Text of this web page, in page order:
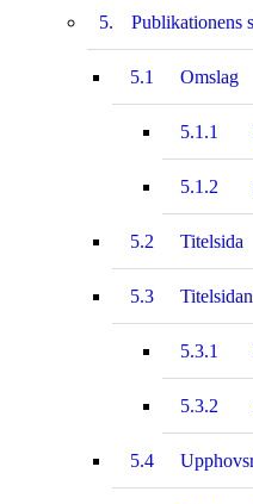
5. Publikationens
5.1 Omslag
5.1.1
5.1.2
5.2 Titelsida
5.3
5.3.1
5.3.2
5.4